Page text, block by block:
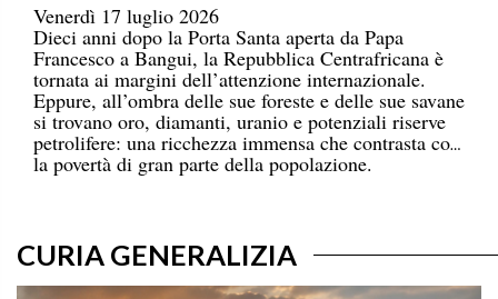
Venerdì 17 luglio 2026
Dieci anni dopo la Porta Santa aperta da Papa
Francesco a Bangui, la Repubblica Centrafricana è
tornata ai margini dell’attenzione internazionale.
Eppure, all’ombra delle sue foreste e delle sue savane
si trovano oro, diamanti, uranio e potenziali riserve
petrolifere: una ricchezza immensa che contrasta con
la povertà di gran parte della popolazione.
CURIA GENERALIZIA